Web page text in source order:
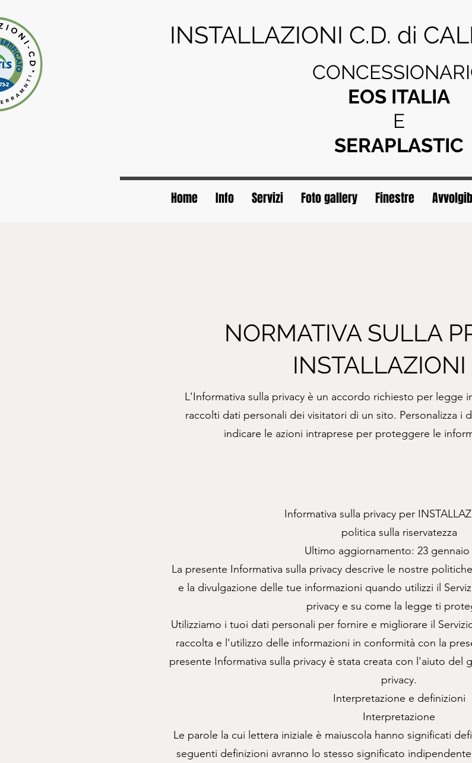
INSTALLAZIONI C.D. di
EOS ITALIA
E
SERAPLASTIC
Home Info Servizi Foto gallery Finestre
NORMATIVA SULLA
INSTALLAZIONI
L'Informativa sulla privacy è un accordo richiesto per legge
raccolti dati personali dei visitatori di un sito. Personalizza i
indicare le azioni intraprese per proteggere le
Informativa sulla privacy per
politica sulla riservatezza
Ultimo aggiornamento: 23 gennaio
La presente Informativa sulla privacy descrive le nostre
e la divulgazione delle tue informazioni quando utilizzi il
privacy e su come la legge ti
Utilizziamo i tuoi dati personali per fornire e migliorare il
raccolta e l'utilizzo delle informazioni in conformità con la
presente Informativa sulla privacy è stata creata con l'aiuto del
privacy.
Interpretazione e definizioni
Interpretazione
Le parole la cui lettera iniziale è maiuscola hanno significati
seguenti definizioni avranno lo stesso significato